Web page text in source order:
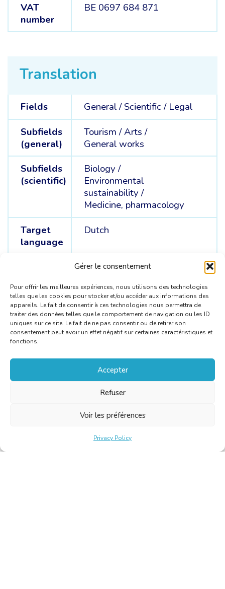
Gérer le consentement
Pour offrir les meilleures expériences, nous utilisons des technologies
telles que les cookies pour stocker et/ou accéder aux informations des
appareils. Le fait de consentir à ces technologies nous permettra de
traiter des données telles que le comportement de navigation ou les ID
uniques sur ce site. Le fait de ne pas consentir ou de retirer son
consentement peut avoir un effet négatif sur certaines caractéristiques et
fonctions.
Accepter
Refuser
Voir les préférences
Privacy Policy
VAT
number
BE 0697 684 871
Translation
Fields General /Scientific / Legal
Subfields
(general)
Tourism /Arts /
General works
Subfields
(scientific)
Biology /
Environmental
sustainability /
Medicine, pharmacology
Target
language
Dutch
English /French